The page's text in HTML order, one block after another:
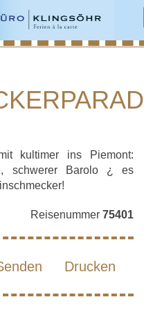
kultimer ins Piemont:
schwerer Barolo ¿ es
Reisenummer 75401
Drucken